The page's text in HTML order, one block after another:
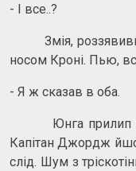
- І все..?
Змія,
носом Кроні. Пью,
- Я ж сказав в оба.
Юнга прилип до
Капітан Джордж
слід. Шум з